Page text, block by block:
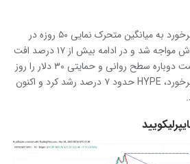
پس از برخورد به میانگین متحرک نمایی ۵۰ روزه در
، با فشار فروش مواجه شد و در ادامه بیش از ۱۷ درصد افت
کرد. این ریزش باعث شد قیمت دوباره سطح روانی و حمایتی ۳۰ دلار را روز
شنبه تست کند. پس از این برخورد، HYPE حدود ۷ درصد رشد کرد و اکنون